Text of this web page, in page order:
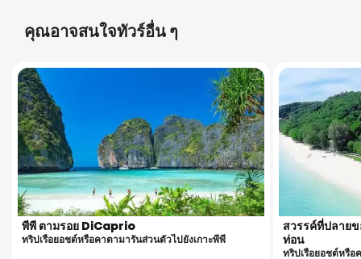
Racha Yai Island
คุณอาจสนใจทัวร์อื่น ๆ
พีพี ตามรอย DiCaprio
ทริปเรือยอชต์หรือคาตามารันส่วนตัวไปยังเกาะพีพี
สวรรค์ที่ปลายข
ท่อน
ทริปเรือยอชต์หรือ